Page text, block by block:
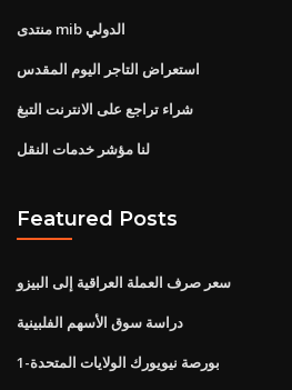
منتدى mib الدولي
استعراض التاجر اليوم المقدس
شراء تراجع على الانترنت التبغ
لنا مؤشر خدمات النقل
Featured Posts
سعر صرف العملة العراقية إلى البيزو
دراسة سوق الأسهم الفلبينية
1-بورصة نيويورك الولايات المتحدة